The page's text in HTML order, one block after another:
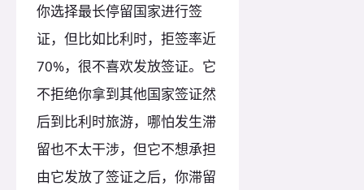
你选择最长停留国家进行签
证，但比如比利时，拒签率近
70%，很不喜欢发放签证。它
不拒绝你拿到其他国家签证然
后到比利时旅游，哪怕发生滞
留也不太干涉，但它不想承担
由它发放了签证之后，你滞留